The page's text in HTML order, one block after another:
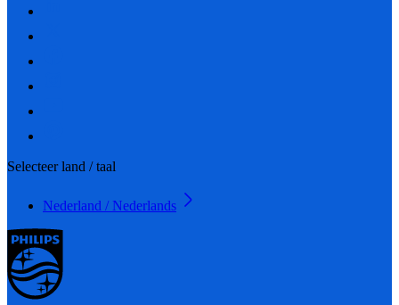
Selecteer land / taal
Nederland / Nederlands